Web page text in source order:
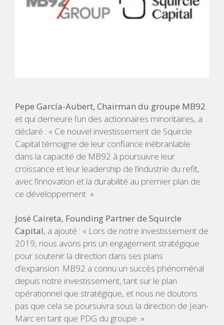
Pepe García-Aubert, Chairman du groupe MB92
et qui demeure l’un des actionnaires minoritaires, a
déclaré : « Ce nouvel investissement de Squircle
Capital témoigne de leur confiance inébranlable
dans la capacité de MB92 à poursuivre leur
croissance et leur leadership de l’industrie du refit,
avec l’innovation et la durabilité au premier plan de
ce développement »
José Caireta, Founding Partner de Squircle
Capital, a ajouté : « Lors de notre investissement de
2019, nous avons pris un engagement stratégique
pour soutenir la direction dans ses plans
d’expansion. MB92 a connu un succès phénoménal
depuis notre investissement, tant sur le plan
opérationnel que stratégique, et nous ne doutons
pas que cela se poursuivra sous la direction de Jean-
Marc en tant que PDG du groupe. »